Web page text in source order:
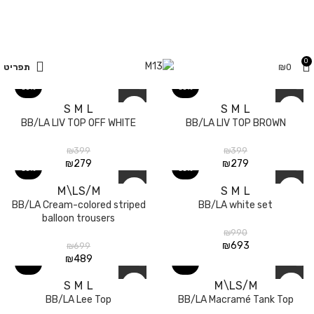
0
₪0 תפריט עמוד הבית BB/LA מסננים
L
M
S
BB/LA LIV TOP BROWN
₪399
₪279
L
M
S
BB/LA LIV TOP OFF WHITE
₪399
₪279
L
M
S
BB/LA white set
₪990
₪693
S/M
M\L
BB/LA Cream-colored striped
balloon trousers
₪699
₪489
S/M
M\L
BB/LA Macramé Tank Top
L
M
S
BB/LA Lee Top